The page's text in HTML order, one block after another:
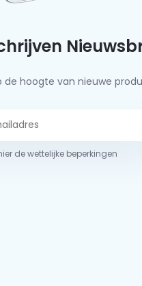
de hoogte van nieuwe
de wettelijke beperkingen